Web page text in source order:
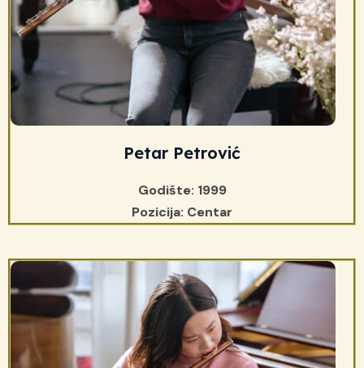
Petar Petrović
Godište: 1999
Pozicija: Centar